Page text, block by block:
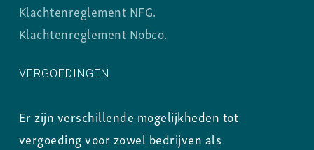
Klachtenreglement NFG.
Klachtenreglement Nobco.
VERGOEDINGEN
Er zijn verschillende mogelijkheden tot
vergoeding voor zowel bedrijven als